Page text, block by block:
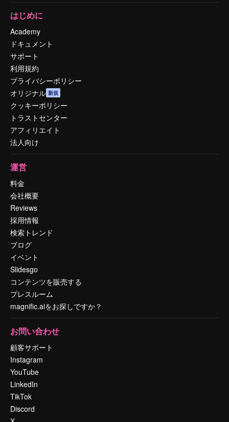
はじめに
Academy
ドキュメント
サポート
利用規約
プライバシーポリシー
オリジナル 新規
クッキーポリシー
トラストセンター
アフィリエイト
法人向け
運営
料金
会社概要
Reviews
採用情報
検索トレンド
ブログ
イベント
Slidesgo
コンテンツを販売する
プレスルーム
magnific.aiをお探しですか？
お問い合わせ
顧客サポート
Instagram
YouTube
LinkedIn
TikTok
Discord